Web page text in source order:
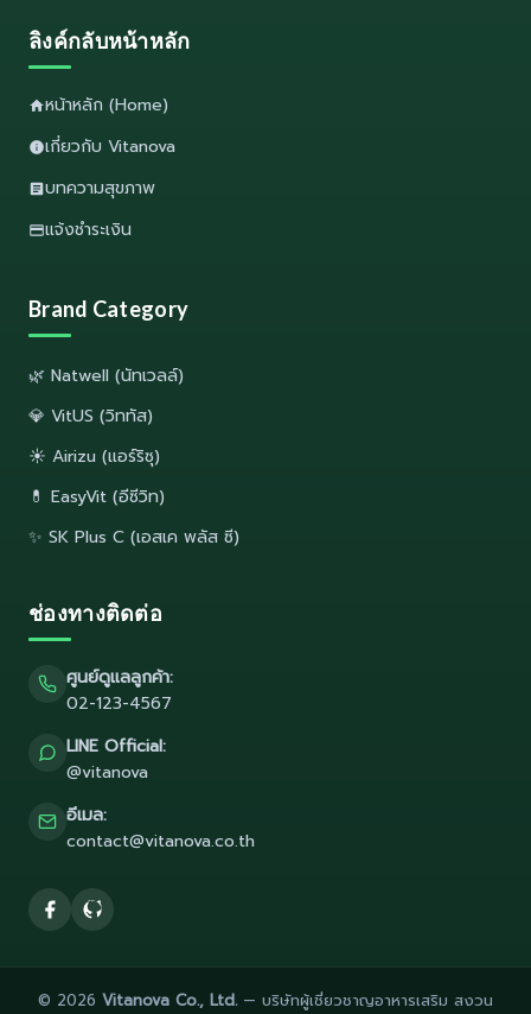
ลิงค์กลับหน้าหลัก
หน้าหลัก (Home)
เกี่ยวกับ Vitanova
บทความสุขภาพ
แจ้งชำระเงิน
Brand Category
🌿 Natwell (นัทเวลล์)
💎 VitUS (วิททัส)
☀️ Airizu (แอร์ริซุ)
💊 EasyVit (อีซีวิท)
✨ SK Plus C (เอสเค พลัส ซี)
ช่องทางติดต่อ
ศูนย์ดูแลลูกค้า:
02-123-4567
LINE Official:
@vitanova
อีเมล:
contact@vitanova.co.th
© 2026 Vitanova Co., Ltd.— บริษัทผู้เชี่ยวชาญอาหารเสริม สงวน